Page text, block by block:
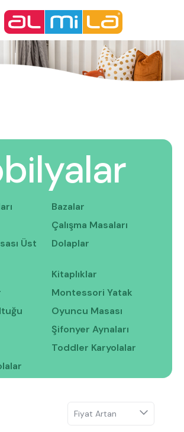
genç odası
Almila Kariyer
Bilgi Toplumu Hizmetleri
En Yakın Almila
Bazalar
Çalışma Masaları
Üst
Dolaplar
Kitaplıklar
Montessori Yatak
Oyuncu Masası
Şifonyer Aynaları
Toddler Karyolalar